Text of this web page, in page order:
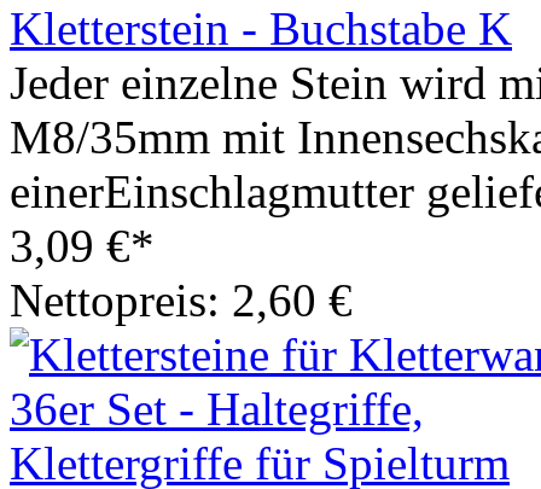
Kletterstein - Buchstabe K
Jeder einzelne Stein wird
M8/35mm mit
einerEinschlagmutter
3,09 €*
Nettopreis: 2,60 €